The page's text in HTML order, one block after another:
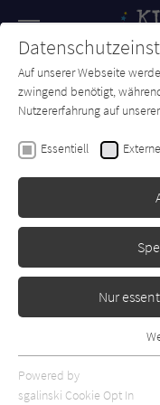
SUCHE
Arnhild Kantelhardt
Das
Gerstenberg
Auf unserer Webseite
zwingend benötigt,
Nutzererfahrung auf
Essentiell
Nur
Essentielle Cookies
Webseite benötigt.
Powered by
sgalinski Cookie Opt In